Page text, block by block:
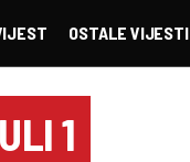
OSTALE VIJESTI
1